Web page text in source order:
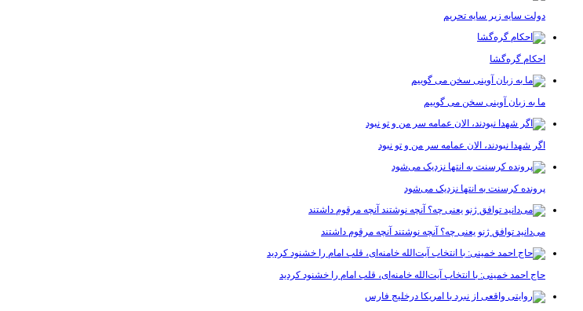
دولت سایه زیر سایه تحریم
احکام گره‌گشا
ما به زبان آوینی سخن می گوییم
اگر شهدا نبودند، الان عمامه سر من و تو نبود
پرونده کرسنت به انتها نزدیک می‌شود
می‌دانید توافق ژنو یعنی چه؟ آنچه نوشتند آنچه مرقوم داشتند
حاج احمد خمینی: با انتخاب آیت‌الله خامنه‌ای، قلب امام را خشنود کردید